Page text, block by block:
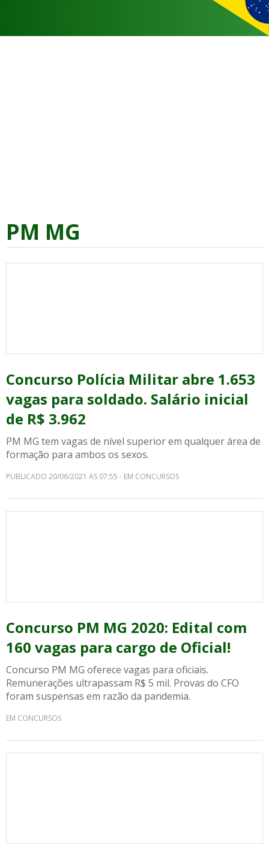
PM MG
Concurso Polícia Militar abre 1.653
vagas para soldado. Salário inicial
de R$ 3.962
PM MG tem vagas de nível superior em qualquer área de
formação para ambos os sexos.
PUBLICADO 20/06/2021 AS 07:55 - EM CONCURSOS
Concurso PM MG 2020: Edital com
160 vagas para cargo de Oficial!
Concurso PM MG oferece vagas para oficiais.
Remunerações ultrapassam R$ 5 mil. Provas do CFO
foram suspensas em razão da pandemia.
EM CONCURSOS